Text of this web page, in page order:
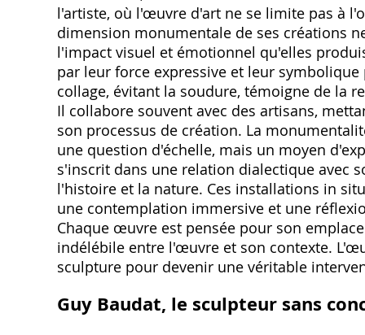
l'artiste, où l'œuvre d'art ne se limite pas à
dimension monumentale de ses créations
l'impact visuel et émotionnel qu'elles
par leur force expressive et leur
collage, évitant la soudure, témoigne de la
Il collabore souvent avec des artisans,
son processus de création. La
une question d'échelle, mais un moyen
s'inscrit dans une relation dialectique avec
l'histoire et la nature. Ces installations in
une contemplation immersive et une
Chaque œuvre est pensée pour son
indélébile entre l'œuvre et son contexte.
sculpture pour devenir une véritable
Guy Baudat, le sculpteur sans